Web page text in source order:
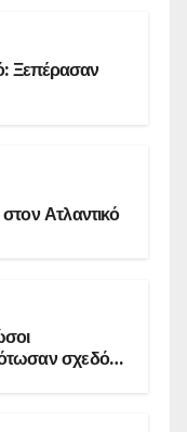
Ξεπέρασαν
Ατλαντικό
σχεδόν